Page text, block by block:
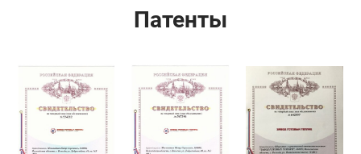
Патенты